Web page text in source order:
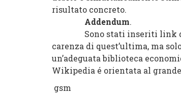
risultato concreto.
Addendum.
Sono stati inseriti link di
carenza di quest’ultima, ma
un’adeguata biblioteca
Wikipedia é orientata al
gsm